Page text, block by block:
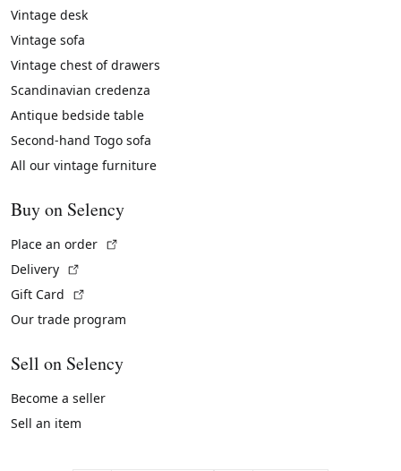
Vintage desk
Vintage sofa
Vintage chest of drawers
Scandinavian credenza
Antique bedside table
Second-hand Togo sofa
All our vintage furniture
Buy on Selency
Place an order
Delivery
Gift Card
Our trade program
Sell on Selency
Become a seller
Sell an item